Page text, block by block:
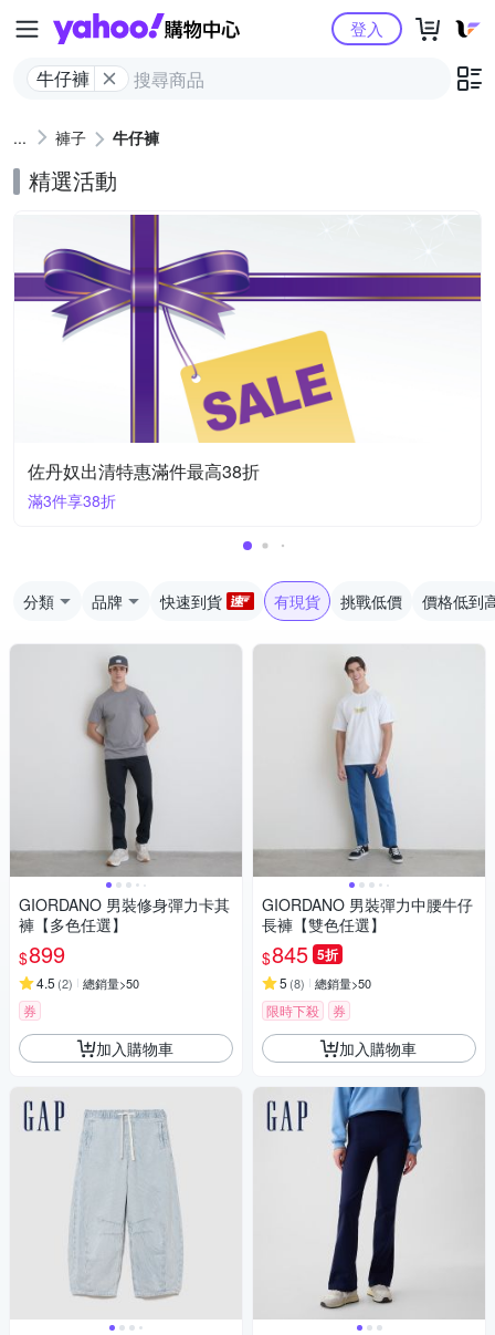
Yahoo購物中心
牛仔褲
登入
褲子 牛仔褲
精選活動
佐丹奴出清特惠滿件最高38折
滿3件享38折
分類 品牌 快速到貨 有現貨 挑戰低價 價格低到
GIORDANO 男裝修身彈力卡其
褲【多色任選】
$899
4.5 (2) 總銷量>50
券
加入購物車
GIORDANO 男裝彈力中腰牛仔
長褲【雙色任選】
$845 5折
5 (8) 總銷量>50
限時下殺 券
加入購物車